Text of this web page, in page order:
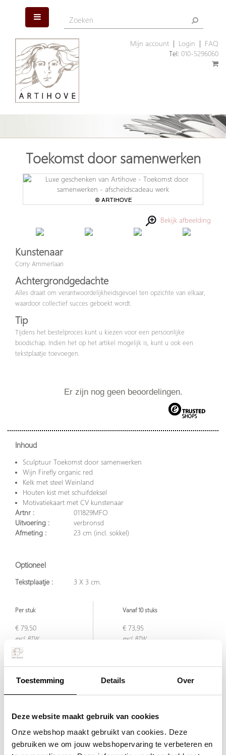
Toestemming Details Over
Deze website maakt gebruik van cookies
Onze webshop maakt gebruikt van cookies. Deze
gebruiken we om jouw webshopervaring te verbeteren en
Mijn account| Login
FAQ
Tel: 010-5296060
Toekomst door samenwerken
Bekijk afbeelding
Kunstenaar
Corry Ammerlaan
Achtergrondgedachte
Alles draait om verantwoordelijkheidsgevoel ten opzichte van elkaar,
waardoor collectief succes geboekt wordt.
Tip
Tijdens het bestelproces kunt u kiezen voor een persoonlijke
boodschap. Indien het op het artikel mogelijk is, kunt u ook een
tekstplaatje toevoegen.
Er zijn nog geen beoordelingen.
Inhoud
Sculptuur Toekomst door samenwerken
Wijn Firefly organic red
Kelk met steel Weinland
Houten kist met schuifdeksel
Motivatiekaart met CV kunstenaar
Artnr :
011829MFO
Uitvoering :
verbronsd
Afmeting :
23 cm (incl. sokkel)
Optioneel
Tekstplaatje : 3 X 3 cm.
Per stuk Vanaf 10 stuks
€ 79,50
excl. BTW
€ 73,95
excl. BTW
€ 96,20
incl. BTW incl. BTW
Doordeweeks voor 13.00 uur besteld, de volgende werkdag